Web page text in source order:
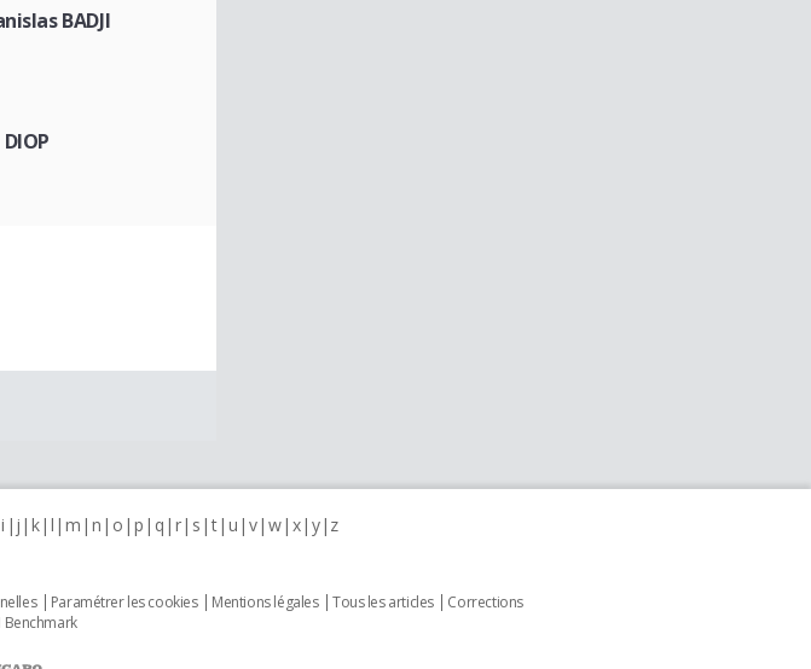
BADJI
i j k l m n o p q r s t u v w x y z
Paramétrer les cookies Mentions légales Tous les articles
Corrections
Benchmark